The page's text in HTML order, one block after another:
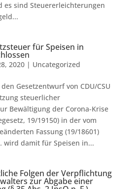
es sind Steuererleichterungen
für Speisen in
2020| Uncategorized
Gesetzentwurf von CDU/CSU
steuerlicher
Bewältigung der Corona-Krise
19/19150) in der vom
Fassung (19/18601)
wird damit für Speisen in...
Folgen der Verpflichtung
zur Abgabe einer